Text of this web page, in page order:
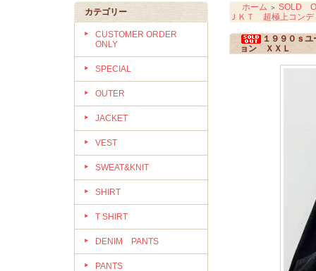
カテゴリー
CUSTOMER ORDER
ONLY
SPECIAL
OUTER
JACKET
VEST
SWEAT&KNIT
SHIRT
T SHIRT
DENIM PANTS
PANTS
ホーム ＞ SOLD
ＪＫＴ 超極上コン
１９９０ｓ
ョン ＸＸＬ